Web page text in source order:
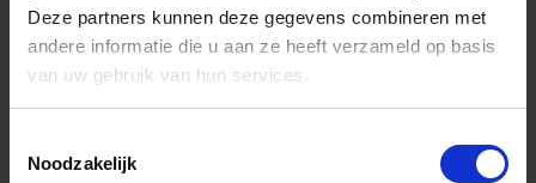
Deze partners kunnen deze gegevens combineren met
andere informatie die u aan ze heeft verzameld op basis
van uw gebruik van hun services.
Noodzakelijk